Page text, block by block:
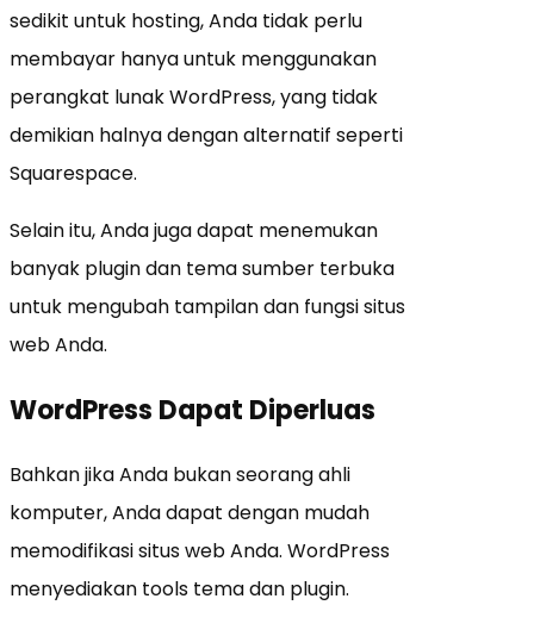
sedikit untuk hosting, Anda tidak perlu
membayar hanya untuk menggunakan
perangkat lunak WordPress, yang tidak
demikian halnya dengan alternatif seperti
Squarespace.
Selain itu, Anda juga dapat menemukan
banyak plugin dan tema sumber terbuka
untuk mengubah tampilan dan fungsi situs
web Anda.
WordPress Dapat Diperluas
Bahkan jika Anda bukan seorang ahli
komputer, Anda dapat dengan mudah
memodifikasi situs web Anda. WordPress
menyediakan tools tema dan plugin.